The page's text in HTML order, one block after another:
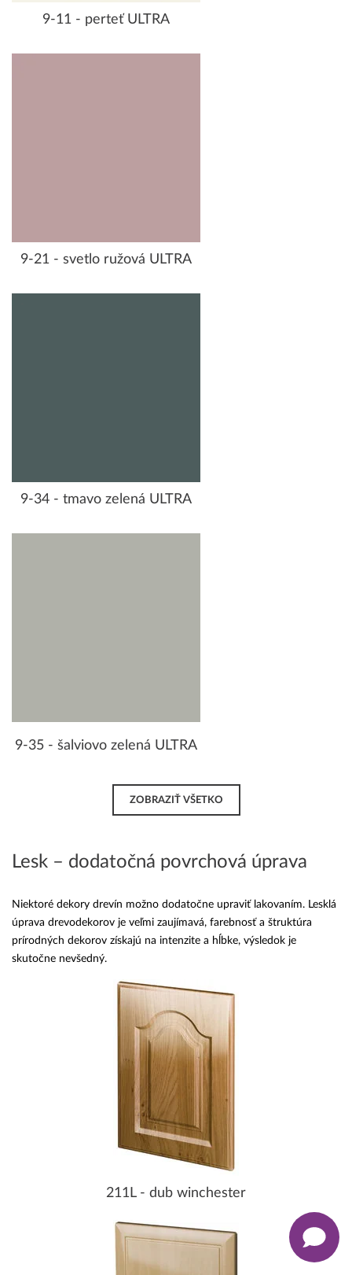
9-11 - perteť ULTRA
9-21 - svetlo ružová ULTRA
9-34 - tmavo zelená ULTRA
9-35 - šalviovo zelená ULTRA
ZOBRAZIŤ VŠETKO
Lesk – dodatočná povrchová úprava
Niektoré dekory drevín možno dodatočne upraviť lakovaním. Lesklá
úprava drevodekorov je veľmi zaujímavá, farebnosť a štruktúra
prírodných dekorov získajú na intenzite a hĺbke, výsledok je
skutočne nevšedný.
211L - dub winchester